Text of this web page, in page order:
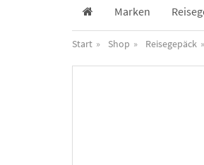
Marken
Start Shop Reisegepäck